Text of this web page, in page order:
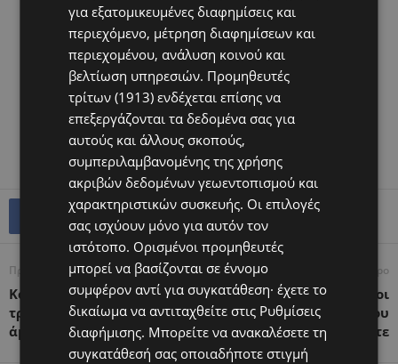
Προηγούμενο άρθρο
Κουνούπια : Φυσικοί
τρόποι να τα διώξετε
άμεσα
Επόμενο άρθρο
4+1 διαδεδομένοι μύθοι
για την εγκυμοσύνη που
δεν πρέπει να πιστεύετε
για εξατομικευμένες διαφημίσεις και
περιεχόμενο, μέτρηση διαφημίσεων και
περιεχομένου, ανάλυση κοινού και
βελτίωση υπηρεσιών. Προμηθευτές
τρίτων (1913) ενδέχεται επίσης να
επεξεργάζονται τα δεδομένα σας για
αυτούς και άλλους σκοπούς,
συμπεριλαμβανομένης της χρήσης
ακριβών δεδομένων γεωεντοπισμού και
χαρακτηριστικών συσκευής. Οι επιλογές
σας ισχύουν μόνο για αυτόν τον
ιστότοπο. Ορισμένοι προμηθευτές
μπορεί να βασίζονται σε έννομο
συμφέρον αντί για συγκατάθεση· έχετε το
δικαίωμα να αντιταχθείτε στις Ρυθμίσεις
διαφήμισης. Μπορείτε να ανακαλέσετε τη
συγκατάθεσή σας οποιαδήποτε στιγμή